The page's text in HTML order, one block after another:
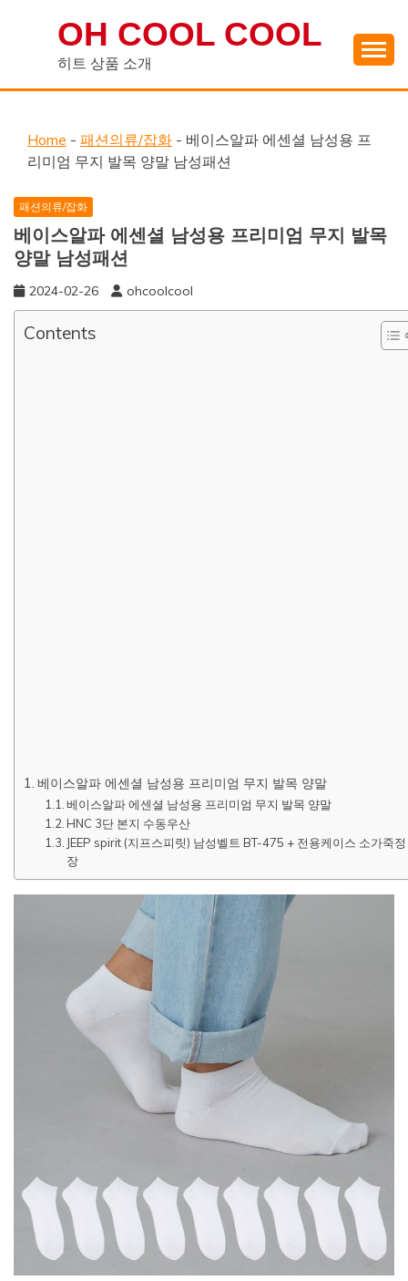
OH COOL COOL
히트 상품 소개
Home - 패션의류/잡화 - 베이스알파 에센셜 남성용 프
리미엄 무지 발목 양말 남성패션
패션의류/잡화
베이스알파 에센셜 남성용 프리미엄 무지 발목
양말 남성패션
2024-02-26 ohcoolcool
Contents
베이스알파 에센셜 남성용 프리미엄 무지 발목 양말
베이스알파 에센셜 남성용 프리미엄 무지 발목 양말
HNC 3단 본지 수동우산
JEEP spirit (지프스피릿) 남성벨트 BT-475 + 전용케이스 소가죽정
장